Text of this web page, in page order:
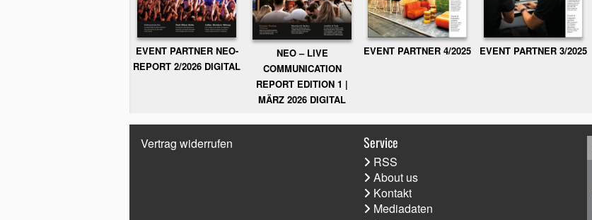
EVENT PARTNER NEO-
REPORT 2/2026 DIGITAL
NEO – LIVE
COMMUNICATION
REPORT EDITION 1 |
MÄRZ 2026 DIGITAL
EVENT PARTNER 4/2025 EVENT PARTNER 3/2025
Vertrag widerrufen Service
RSS
About us
Kontakt
Mediadaten